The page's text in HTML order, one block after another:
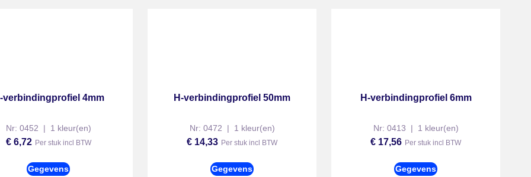
verbindingprofiel 4mm
Nr: 0452 | 1 kleur(en)
€6,72 Per stuk incl BTW
Gegevens
H-verbindingprofiel 50mm
Nr: 0472 | 1 kleur(en)
€ 14,33 Per stuk incl BTW
Gegevens
H-verbindingprofiel 6mm
Nr: 0413 | 1 kleur(en)
€ 17,56 Per stuk incl BTW
Gegevens